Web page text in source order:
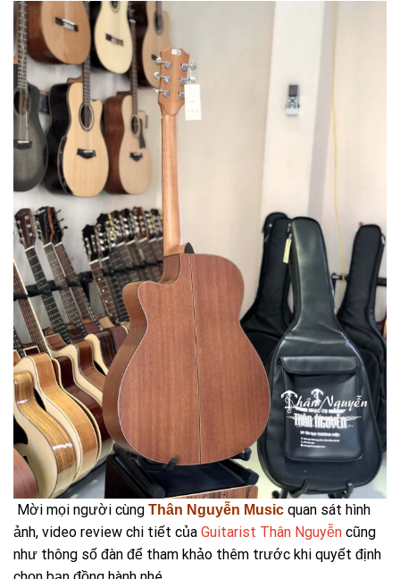
Mời mọi người cùng Thân Nguyễn Music quan sát hình
ảnh, video review chi tiết của Guitarist Thân Nguyễn cũng
như thông số đàn để tham khảo thêm trước khi quyết định